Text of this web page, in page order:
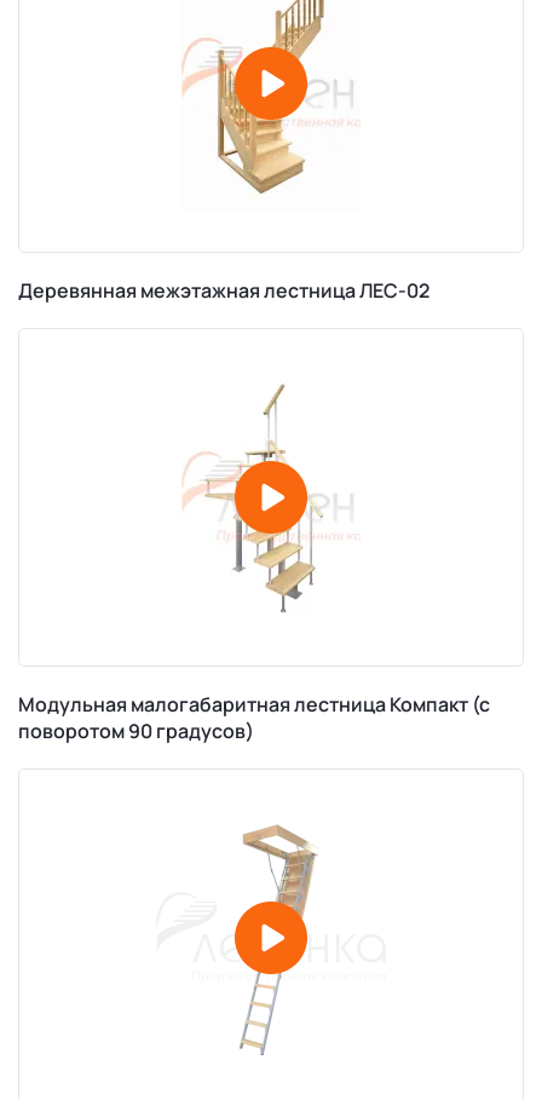
Деревянная межэтажная лестница ЛЕС-02
Модульная малогабаритная лестница Компакт (с
поворотом 90 градусов)